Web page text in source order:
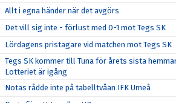
Allt i egna händer när det avgörs
Det vill sig inte - förlust med 0-1 mot Tegs SK
Lördagens pristagare vid matchen mot Tegs SK
Tegs SK kommer till Tuna för årets sista
Lotteriet är igång
Notas rådde inte på tabelltvåan IFK Umeå